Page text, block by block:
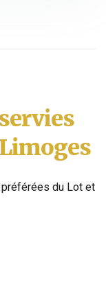
du Lot et